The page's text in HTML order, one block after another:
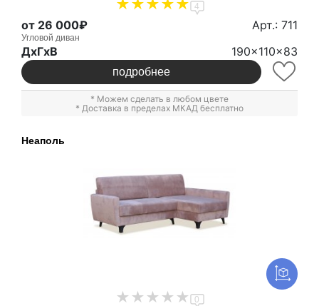
4
от 26 000₽ Арт.: 711
Угловой диван
ДxГxВ 190x110x83
подробнее
* Можем сделать в любом цвете
* Доставка в пределах МКАД бесплатно
Неаполь
0